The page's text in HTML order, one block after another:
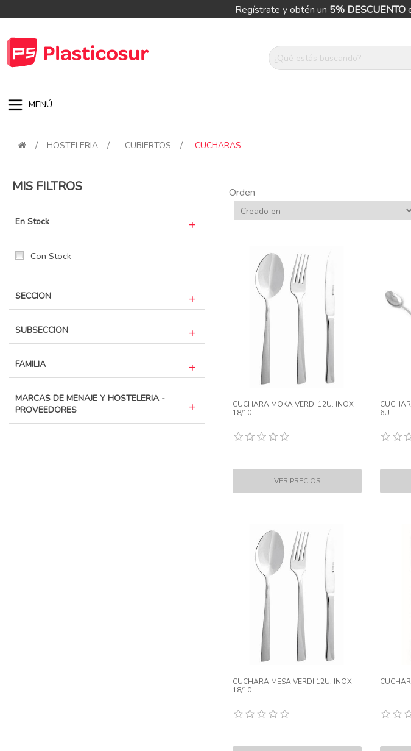
Regístrate y obtén un 5% DESCUENTO
MENÚ
/ HOSTELERIA / CUBIERTOS / CUCHARAS
MIS FILTROS
En Stock
Con Stock
SECCION
SUBSECCION
FAMILIA
MARCAS DE MENAJE Y HOSTELERIA -
PROVEEDORES
Orden
CUCHARA MOKA VERDI 12U. INOX
18/10
6U.
CUCHARA MESA VERDI 12U. INOX
18/10